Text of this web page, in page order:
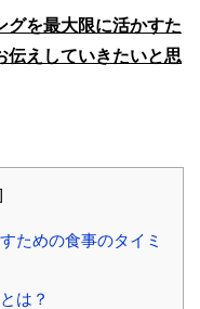
グを最大限に活かすた
伝えしていきたいと思
]
ための食事のタイミ
は？